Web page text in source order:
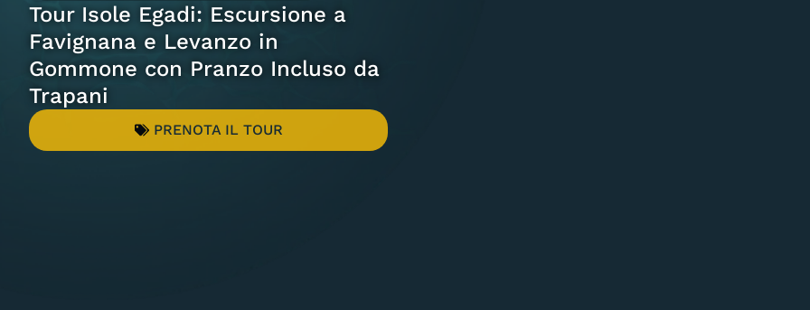
Tour Isole Egadi: Escursione a
Favignana e Levanzo in
Gommone con Pranzo Incluso da
Trapani
PRENOTA IL TOUR